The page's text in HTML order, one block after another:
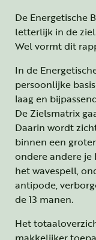
De Energetische
letterlijk in de
Wel vormt dit
In de
persoonlijke
laag en
De Zielsmatrix
Daarin wordt
binnen een
ondere andere je
het wavespell,
antipode,
de 13 manen.
Het
makkelijker